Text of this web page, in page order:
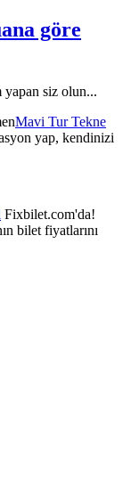
göre
yapan siz olun...
Mavi Tur Tekne
yap, kendinizi
Fixbilet.com'da!
bilet fiyatlarını